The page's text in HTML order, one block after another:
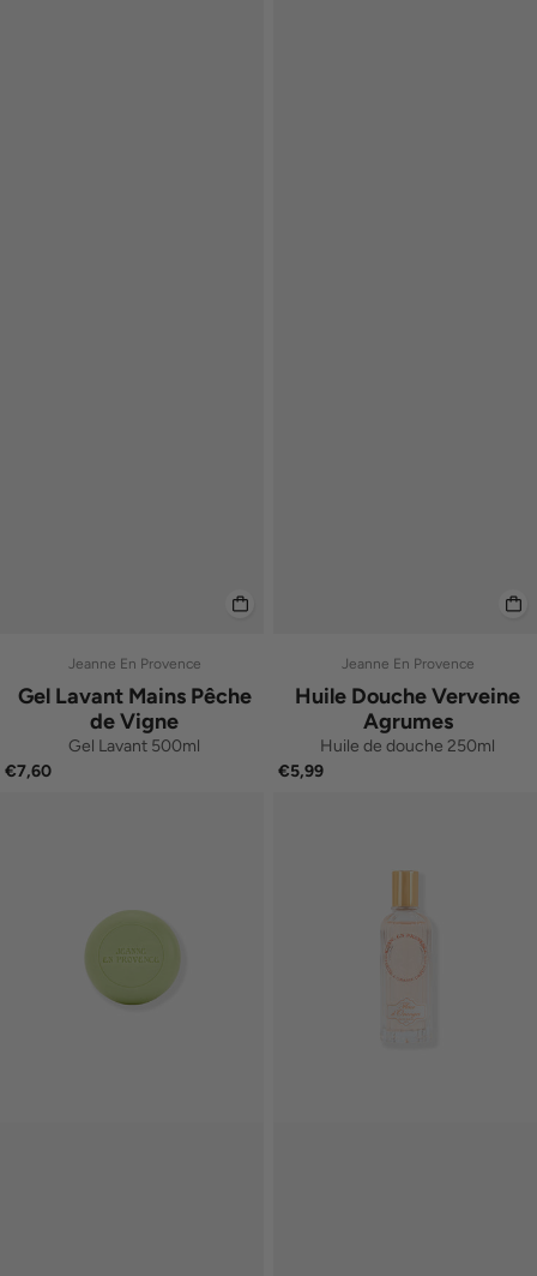
Jeanne En Provence
Gel Lavant Mains Pêche
de Vigne
Gel Lavant 500ml
€7,60
Jeanne En Provence
Huile Douche Verveine
Agrumes
Huile de douche 250ml
€5,99